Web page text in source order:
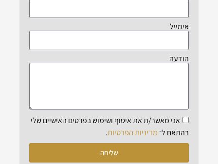
אימייל
הודעה
אני מאשר/ת את איסוף ושימוש בפרטים האישיים שלי
בהתאם ל־מדיניות הפרטיות.
שליחה